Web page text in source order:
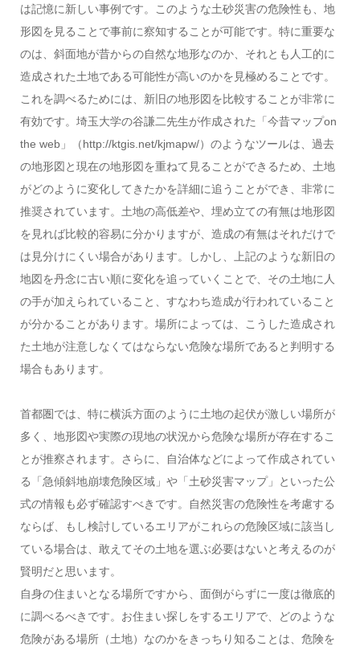
は記憶に新しい事例です。このような土砂災害の危険性も、地
形図を見ることで事前に察知することが可能です。特に重要な
のは、斜面地が昔からの自然な地形なのか、それとも人工的に
造成された土地である可能性が高いのかを見極めることです。
これを調べるためには、新旧の地形図を比較することが非常に
有効です。埼玉大学の谷謙二先生が作成された「今昔マップon
the web」（http://ktgis.net/kjmapw/）のようなツールは、過去
の地形図と現在の地形図を重ねて見ることができるため、土地
がどのように変化してきたかを詳細に追うことができ、非常に
推奨されています。土地の高低差や、埋め立ての有無は地形図
を見れば比較的容易に分かりますが、造成の有無はそれだけで
は見分けにくい場合があります。しかし、上記のような新旧の
地図を丹念に古い順に変化を追っていくことで、その土地に人
の手が加えられていること、すなわち造成が行われていること
が分かることがあります。場所によっては、こうした造成され
た土地が注意しなくてはならない危険な場所であると判明する
場合もあります。
首都圏では、特に横浜方面のように土地の起伏が激しい場所が
多く、地形図や実際の現地の状況から危険な場所が存在するこ
とが推察されます。さらに、自治体などによって作成されてい
る「急傾斜地崩壊危険区域」や「土砂災害マップ」といった公
式の情報も必ず確認すべきです。自然災害の危険性を考慮する
ならば、もし検討しているエリアがこれらの危険区域に該当し
ている場合は、敢えてその土地を選ぶ必要はないと考えるのが
賢明だと思います。
自身の住まいとなる場所ですから、面倒がらずに一度は徹底的
に調べるべきです。お住まい探しをするエリアで、どのような
危険がある場所（土地）なのかをきっちり知ることは、危険を